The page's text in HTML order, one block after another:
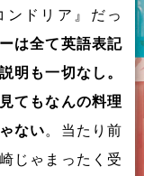
ンドリア』だっ
は全て英語表記
明も一切なし。
てもなんの料理
ない。当たり前
じゃまったく受